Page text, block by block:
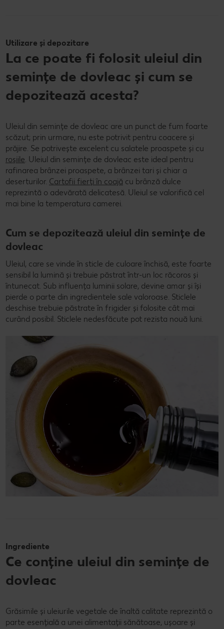
Utilizare și depozitare
La ce poate fi folosit uleiul din
semințe de dovleac și cum se
depozitează acesta?
Uleiul din semințe de dovleac are un punct de fum foarte
scăzut; prin urmare, nu este potrivit pentru coacere și
prăjire. Se potrivește excelent cu salatele proaspete și cu
roșiile. Uleiul din semințe de dovleac este ideal pentru
rafinarea brânzei proaspete, a brânzei tari și chiar a
deserturilor. Cartofii fierți în coajă cu brânză dulce
reprezintă o adevărată delicatesă. Uleiul se valorifică cel
mai bine la temperatura camerei.
Cum se depozitează uleiul din semințe de
dovleac
Uleiul, care se vinde în sticle de culoare închisă, este foarte
sensibil la lumină și trebuie păstrat într-un loc răcoros și
întunecat. Sub influența luminii solare, devine amar și își
pierde o parte din ingredientele sale valoroase. Sticlele
deschise trebuie păstrate în frigider și folosite cât mai
curând posibil. Sticlele nedesfăcute pot rezista nouă luni.
Ingrediente
Ce conține uleiul din semințe de
dovleac
Grăsimile și uleiurile vegetale de înaltă calitate reprezintă o
parte esențială a unei alimentații sănătoase, ușoare și